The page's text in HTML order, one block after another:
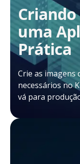
uma
Prática
Crie as imagens
necessários no
vá para